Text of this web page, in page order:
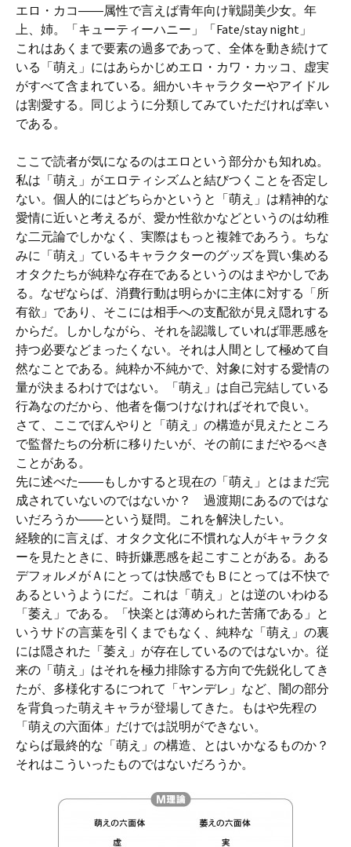
エロ・カコ――属性で言えば青年向け戦闘美少女。年
上、姉。「キューティーハニー」「Fate/stay night」
これはあくまで要素の過多であって、全体を動き続けて
いる「萌え」にはあらかじめエロ・カワ・カッコ、虚実
がすべて含まれている。細かいキャラクターやアイドル
は割愛する。同じように分類してみていただければ幸い
である。
ここで読者が気になるのはエロという部分かも知れぬ。
私は「萌え」がエロティシズムと結びつくことを否定し
ない。個人的にはどちらかというと「萌え」は精神的な
愛情に近いと考えるが、愛か性欲かなどというのは幼稚
な二元論でしかなく、実際はもっと複雑であろう。ちな
みに「萌え」ているキャラクターのグッズを買い集める
オタクたちが純粋な存在であるというのはまやかしであ
る。なぜならば、消費行動は明らかに主体に対する「所
有欲」であり、そこには相手への支配欲が見え隠れする
からだ。しかしながら、それを認識していれば罪悪感を
持つ必要などまったくない。それは人間として極めて自
然なことである。純粋か不純かで、対象に対する愛情の
量が決まるわけではない。「萌え」は自己完結している
行為なのだから、他者を傷つけなければそれで良い。
さて、ここでぼんやりと「萌え」の構造が見えたところ
で監督たちの分析に移りたいが、その前にまだやるべき
ことがある。
先に述べた――もしかすると現在の「萌え」とはまだ完
成されていないのではないか？ 過渡期にあるのではな
いだろうか――という疑問。これを解決したい。
経験的に言えば、オタク文化に不慣れな人がキャラクタ
ーを見たときに、時折嫌悪感を起こすことがある。ある
デフォルメがＡにとっては快感でもＢにとっては不快で
あるというようにだ。これは「萌え」とは逆のいわゆる
「萎え」である。「快楽とは薄められた苦痛である」と
いうサドの言葉を引くまでもなく、純粋な「萌え」の裏
には隠された「萎え」が存在しているのではないか。従
来の「萌え」はそれを極力排除する方向で先鋭化してき
たが、多様化するにつれて「ヤンデレ」など、闇の部分
を背負った萌えキャラが登場してきた。もはや先程の
「萌えの六面体」だけでは説明ができない。
ならば最終的な「萌え」の構造、とはいかなるものか？
それはこういったものではないだろうか。